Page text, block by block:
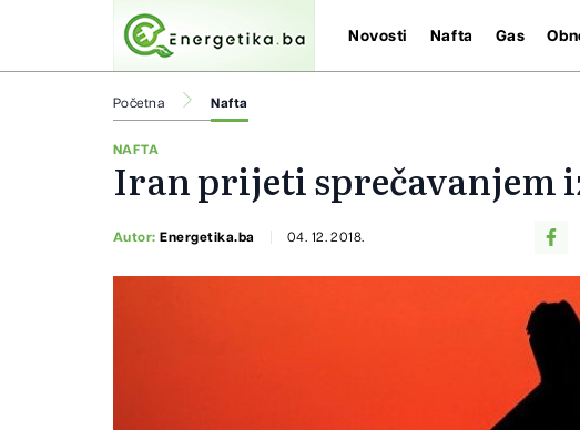
Novosti Nafta Gas
Početna Nafta
NAFTA
Iran prijeti sprečavanjem
Autor:Energetika.ba 04. 12. 2018.